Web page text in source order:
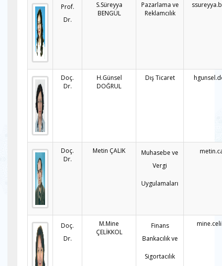
Prof.
Dr.
S.Süreyya
BENGÜL
Pazarlama ve
Reklamcılık
Doç.
Dr.
H.Günsel
DOĞRUL
Dış Ticaret
Doç.
Dr.
Metin ÇALIK
Muhasebe ve
Vergi
Uygulamaları
Doç.
Dr.
M.Mine
ÇELİKKOL
Finans
Bankacılık ve
Sigortacılık